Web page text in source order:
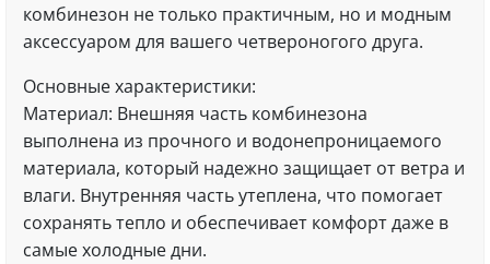
комбинезон не только практичным, но и модным
аксессуаром для вашего четвероногого друга.
Основные характеристики:
Материал: Внешняя часть комбинезона
выполнена из прочного и водонепроницаемого
материала, который надежно защищает от ветра и
влаги. Внутренняя часть утеплена, что помогает
сохранять тепло и обеспечивает комфорт даже в
самые холодные дни.